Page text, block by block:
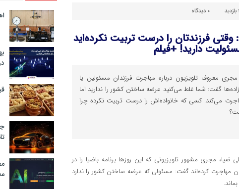
۰ دیدگاه
فرزندتان را درست تربیت نکرده‌اید
دارید! +فیلم
معروف تلویزیون درباره مهاجرت فرزندان مسئولین یا
گفت: شما غلط می‌کنید عرضه ساختن کشور را ندارید اما
می‌کند. کسی که خانواده‌اش را درست تربیت نکرده چرا
ضیا، مجری مشهور تلویزیونی که این روز‌ها برنامه باضیا را در
مهاجرت کرده‌اند گفت: مسئولی که عرضه ساختن کشور را ندارد